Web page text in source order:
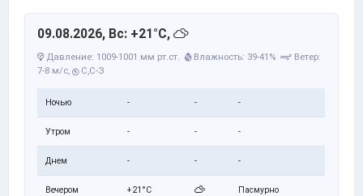
09.08.2026, Вс: +21°C,
Давление: 1009-1001 мм рт.ст. Влажность: 39-41%
Ветер:
7-8 м/с, С,С-З
Ночью - - -
Утром - - -
Днем - - -
Вечером +21°C Пасмурно